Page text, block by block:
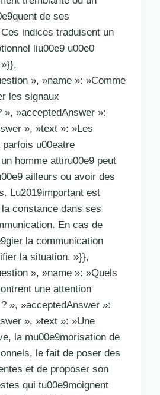
de ses
indices traduisent un
liu00e9 u00e0
», »name »: »Comme
les signaux
», »acceptedAnswer »:
», »text »: »Les
u00eatre
homme attiru00e9 peut
ailleurs ou avoir des
Lu2019important est
constance dans ses
En cas de
la communication
la situation. »}},
», »name »: »Quels
une attention
», »acceptedAnswer »:
», »text »: »Une
la mu00e9morisation de
le fait de poser des
et de proposer son
qui tu00e9moignent